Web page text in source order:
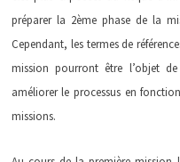
préparer la 2ème phase de la
Cependant, les termes de
mission pourront être l’objet
améliorer le processus en
missions.